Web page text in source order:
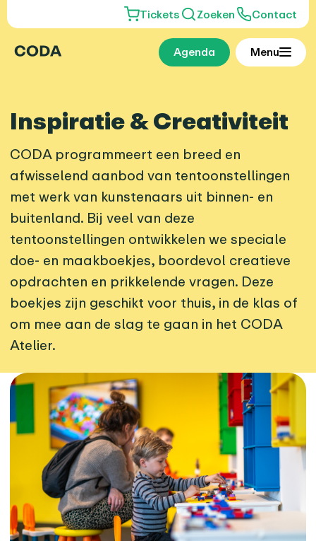
Tickets Zoeken Contact
Agenda Menu
Inspiratie & Creativiteit
CODA programmeert een breed en
afwisselend aanbod van tentoonstellingen
met werk van kunstenaars uit binnen- en
buitenland. Bij veel van deze
tentoonstellingen ontwikkelen we speciale
doe- en maakboekjes, boordevol creatieve
opdrachten en prikkelende vragen. Deze
boekjes zijn geschikt voor thuis, in de klas of
om mee aan de slag te gaan in het CODA
Atelier.